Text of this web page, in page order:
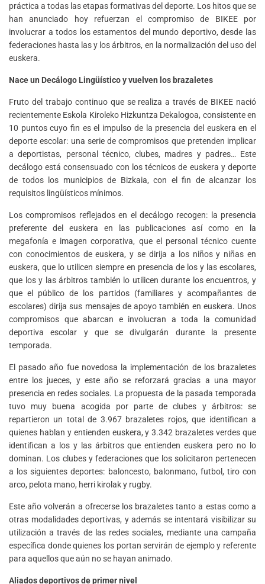
práctica a todas las etapas formativas del deporte. Los hitos que se
han anunciado hoy refuerzan el compromiso de BIKEE por
involucrar a todos los estamentos del mundo deportivo, desde las
federaciones hasta las y los árbitros, en la normalización del uso del
euskera.
Nace un Decálogo Lingüístico y vuelven los brazaletes
Fruto del trabajo continuo que se realiza a través de BIKEE nació
recientemente Eskola Kiroleko Hizkuntza Dekalogoa, consistente en
10 puntos cuyo fin es el impulso de la presencia del euskera en el
deporte escolar: una serie de compromisos que pretenden implicar
a deportistas, personal técnico, clubes, madres y padres… Este
decálogo está consensuado con los técnicos de euskera y deporte
de todos los municipios de Bizkaia, con el fin de alcanzar los
requisitos lingüísticos mínimos.
Los compromisos reflejados en el decálogo recogen: la presencia
preferente del euskera en las publicaciones así como en la
megafonía e imagen corporativa, que el personal técnico cuente
con conocimientos de euskera, y se dirija a los niños y niñas en
euskera, que lo utilicen siempre en presencia de los y las escolares,
que los y las árbitros también lo utilicen durante los encuentros, y
que el público de los partidos (familiares y acompañantes de
escolares) dirija sus mensajes de apoyo también en euskera. Unos
compromisos que abarcan e involucran a toda la comunidad
deportiva escolar y que se divulgarán durante la presente
temporada.
El pasado año fue novedosa la implementación de los brazaletes
entre los jueces, y este año se reforzará gracias a una mayor
presencia en redes sociales. La propuesta de la pasada temporada
tuvo muy buena acogida por parte de clubes y árbitros: se
repartieron un total de 3.967 brazaletes rojos, que identifican a
quienes hablan y entienden euskera, y 3.342 brazaletes verdes que
identifican a los y las árbitros que entienden euskera pero no lo
dominan. Los clubes y federaciones que los solicitaron pertenecen
a los siguientes deportes: baloncesto, balonmano, futbol, tiro con
arco, pelota mano, herri kirolak y rugby.
Este año volverán a ofrecerse los brazaletes tanto a estas como a
otras modalidades deportivas, y además se intentará visibilizar su
utilización a través de las redes sociales, mediante una campaña
específica donde quienes los portan servirán de ejemplo y referente
para aquellos que aún no se hayan animado.
Aliados deportivos de primer nivel